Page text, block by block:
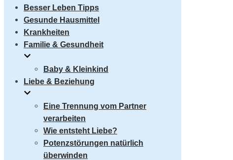
Besser Leben Tipps
Gesunde Hausmittel
Krankheiten
Familie & Gesundheit
Baby & Kleinkind
Liebe & Beziehung
Eine Trennung vom Partner
verarbeiten
Wie entsteht Liebe?
Potenzstörungen natürlich
überwinden